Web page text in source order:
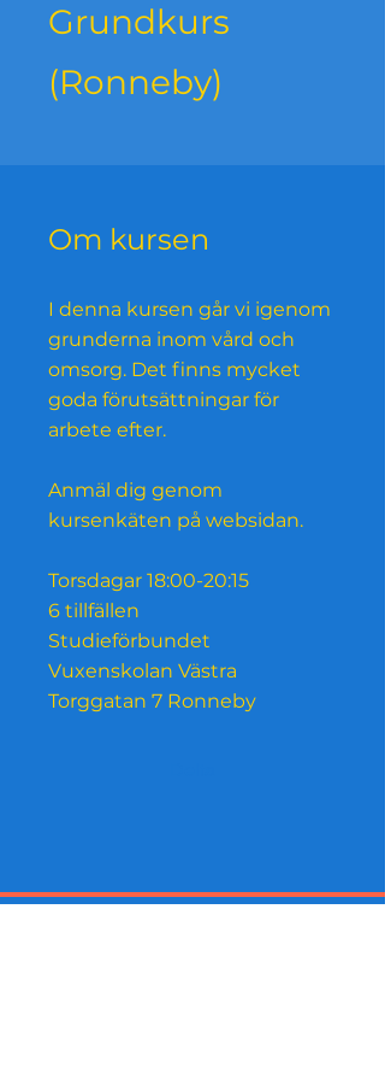
Grundkurs
(Ronneby)
Om kursen
I denna kursen går vi igenom
grunderna inom vård och
omsorg. Det finns mycket
goda förutsättningar för
arbete efter.
Anmäl dig genom
kursenkäten på websidan.
Torsdagar 18:00-20:15
6 tillfällen
Studieförbundet
Vuxenskolan Västra